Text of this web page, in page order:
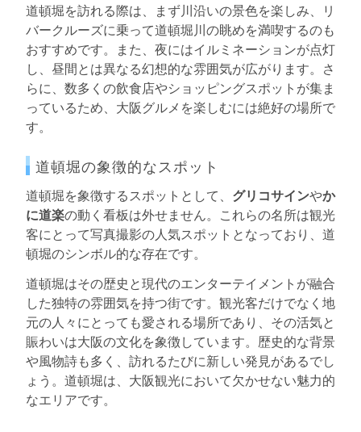
道頓堀を訪れる際は、まず川沿いの景色を楽しみ、リ
バークルーズに乗って道頓堀川の眺めを満喫するのも
おすすめです。また、夜にはイルミネーションが点灯
し、昼間とは異なる幻想的な雰囲気が広がります。さ
らに、数多くの飲食店やショッピングスポットが集ま
っているため、大阪グルメを楽しむには絶好の場所で
す。
道頓堀の象徴的なスポット
道頓堀を象徴するスポットとして、 グリコサインやか
に道楽の動く看板は外せません。これらの名所は観光
客にとって写真撮影の人気スポットとなっており、道
頓堀のシンボル的な存在です。
道頓堀はその歴史と現代のエンターテイメントが融合
した独特の雰囲気を持つ街です。観光客だけでなく地
元の人々にとっても愛される場所であり、その活気と
賑わいは大阪の文化を象徴しています。歴史的な背景
や風物詩も多く、訪れるたびに新しい発見があるでし
ょう。道頓堀は、大阪観光において欠かせない魅力的
なエリアです。